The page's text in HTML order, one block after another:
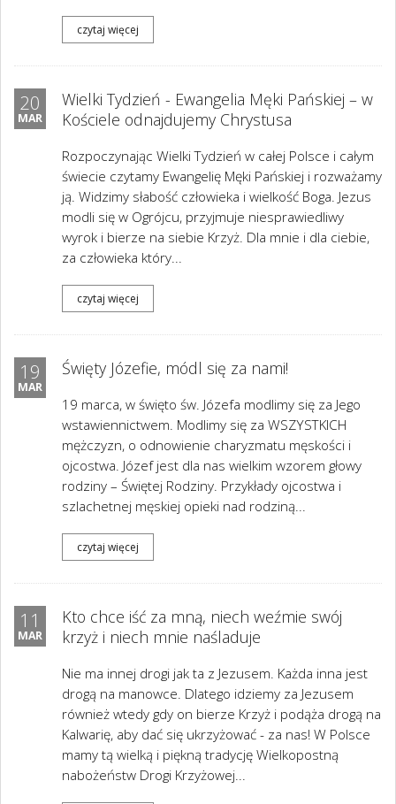
czytaj więcej
20
MAR
Wielki Tydzień - Ewangelia Męki Pańskiej – w
Kościele odnajdujemy Chrystusa
Rozpoczynając Wielki Tydzień w całej Polsce i całym
świecie czytamy Ewangelię Męki Pańskiej i rozważamy
ją. Widzimy słabość człowieka i wielkość Boga. Jezus
modli się w Ogrójcu, przyjmuje niesprawiedliwy
wyrok i bierze na siebie Krzyż. Dla mnie i dla ciebie,
za człowieka który...
czytaj więcej
19
MAR
Święty Józefie, módl się za nami!
19 marca, w święto św. Józefa modlimy się za Jego
wstawiennictwem. Modlimy się za WSZYSTKICH
mężczyzn, o odnowienie charyzmatu męskości i
ojcostwa. Józef jest dla nas wielkim wzorem głowy
rodziny – Świętej Rodziny. Przykłady ojcostwa i
szlachetnej męskiej opieki nad rodziną...
czytaj więcej
11
MAR
Kto chce iść za mną, niech weźmie swój
krzyż i niech mnie naśladuje
Nie ma innej drogi jak ta z Jezusem. Każda inna jest
drogą na manowce. Dlatego idziemy za Jezusem
również wtedy gdy on bierze Krzyż i podąża drogą na
Kalwarię, aby dać się ukrzyżować - za nas! W Polsce
mamy tą wielką i piękną tradycję Wielkopostną
nabożeństw Drogi Krzyżowej...